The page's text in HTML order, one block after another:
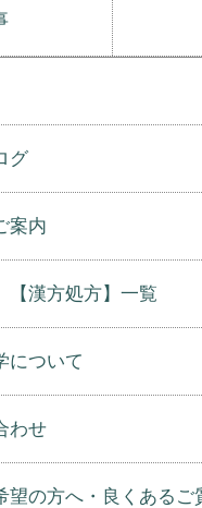
グ
案内
【漢方処方】一覧
について
わせ
望の方へ・良くあるご